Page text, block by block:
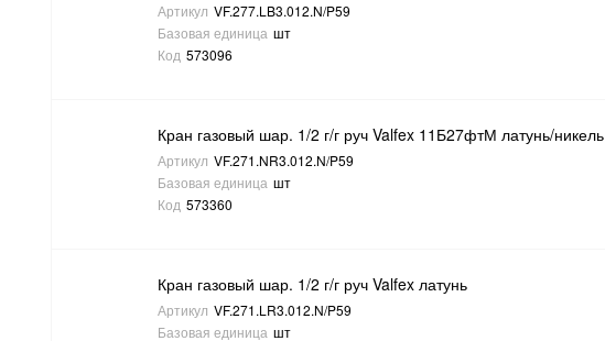
Артикул VF.277.LB3.012.N/P59
Базовая единица шт
Код 573096
Кран газовый шар. 1/2 г/г руч Valfex 11Б27фтМ латунь/никель
Артикул VF.271.NR3.012.N/P59
Базовая единица шт
Код 573360
Кран газовый шар. 1/2 г/г руч Valfex латунь
Артикул VF.271.LR3.012.N/P59
Базовая единица шт